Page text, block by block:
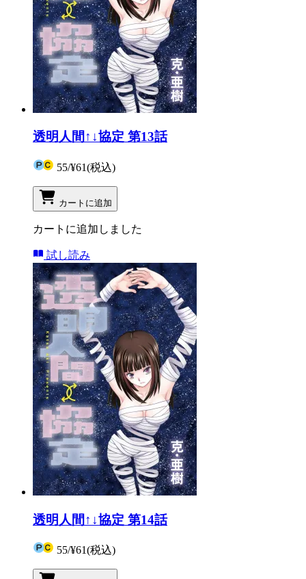
透明人間↑↓協定 第13話
55/¥61(税込)
カートに追加
カートに追加しました
試し読み
透明人間↑↓協定 第14話
55/¥61(税込)